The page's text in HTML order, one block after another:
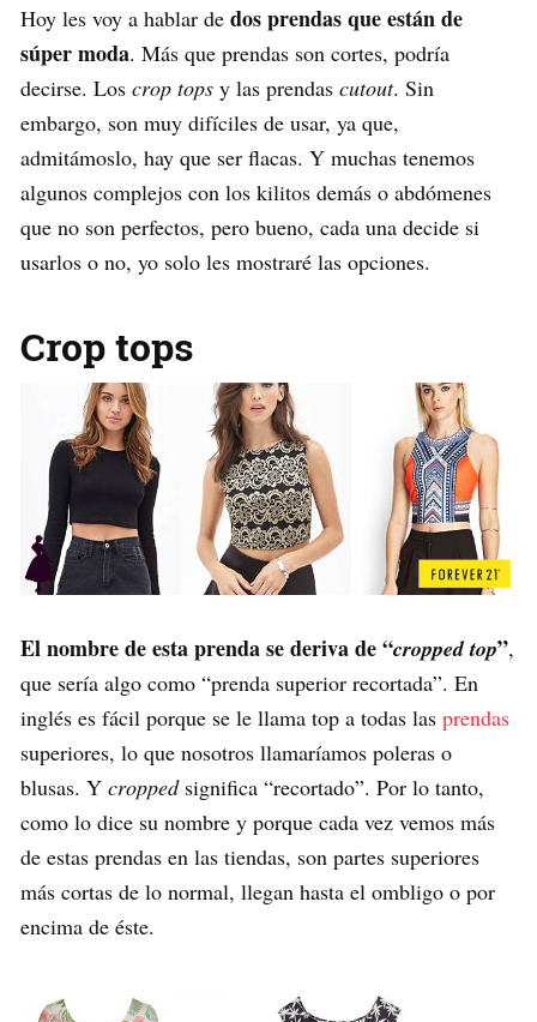
Hoy les voy a hablar de dos prendas que están de
súper moda. Más que prendas son cortes, podría
decirse. Los crop tops y las prendas cutout. Sin
embargo, son muy difíciles de usar, ya que,
admitámoslo, hay que ser flacas. Y muchas tenemos
algunos complejos con los kilitos demás o abdómenes
que no son perfectos, pero bueno, cada una decide si
usarlos o no, yo solo les mostraré las opciones.
Crop tops
El nombre de esta prenda se deriva de “cropped top”,
que sería algo como “prenda superior recortada”. En
inglés es fácil porque se le llama top a todas las prendas
superiores, lo que nosotros llamaríamos poleras o
blusas. Y croppedsignifica “recortado”. Por lo tanto,
como lo dice su nombre y porque cada vez vemos más
de estas prendas en las tiendas, son partes superiores
más cortas de lo normal, llegan hasta el ombligo o por
encima de éste.